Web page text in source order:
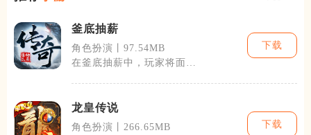
釜底抽薪
角色扮演丨97.54MB
在釜底抽薪中，玩家将面对
下载
龙皇传说
角色扮演丨266.65MB 下载